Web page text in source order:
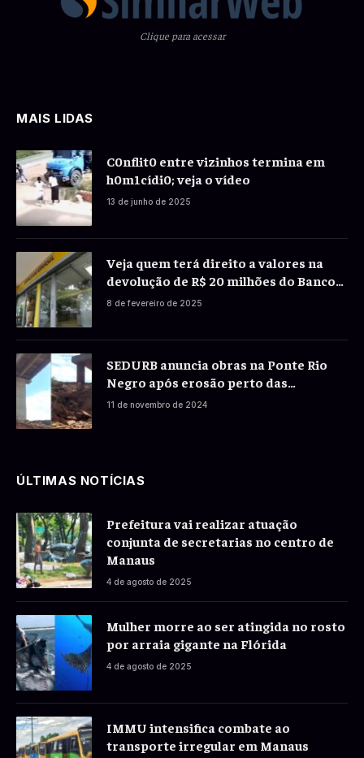
Clique para acessar
MAIS LIDAS
C0nflit0 entre vizinhos termina em
h0m1cídi0; veja o vídeo
13 de junho de 2025
Veja quem terá direito a valores na
devolução de R$ 20 milhões do Banco
do Brasil a correntistas
8 de fevereiro de 2025
SEDURB anuncia obras na Ponte Rio
Negro após erosão perto das
fundações
11 de novembro de 2024
ÚLTIMAS NOTÍCIAS
Prefeitura vai realizar atuação
conjunta de secretarias no centro de
Manaus
4 de agosto de 2025
Mulher morre ao ser atingida no rosto
por arraia gigante na Flórida
4 de agosto de 2025
IMMU intensifica combate ao
transporte irregular em Manaus